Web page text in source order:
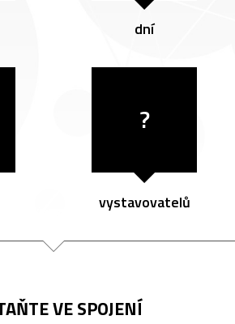
dní
?
vystavovatelů
VE SPOJENÍ